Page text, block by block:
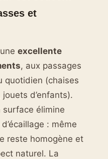
et
excellente
, aux passages
quotidien (chaises
d’enfants).
surface élimine
: même
reste homogène et
naturel. La